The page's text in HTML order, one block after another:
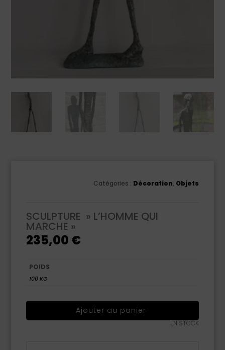
Catégories : Décoration, Objets
SCULPTURE » L’HOMME QUI
MARCHE »
235,00 €
POIDS
100 KG
Ajouter au panier
EN STOCK